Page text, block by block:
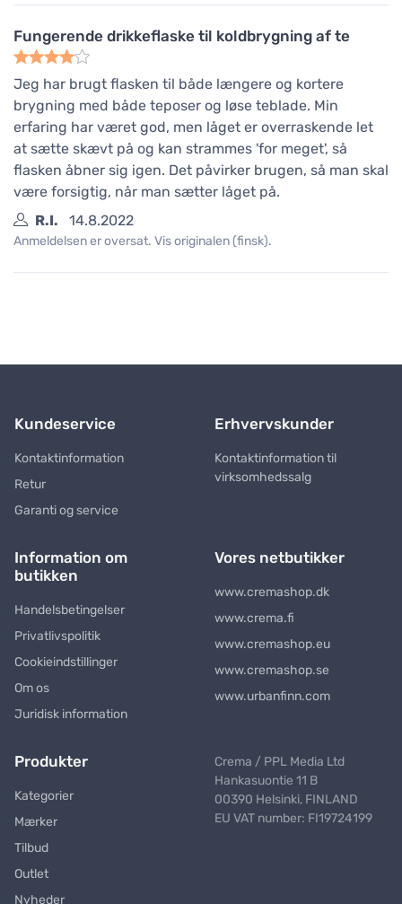
Fungerende drikkeflaske til koldbrygning af te
Jeg har brugt flasken til både længere og kortere
brygning med både teposer og løse teblade. Min
erfaring har været god, men låget er overraskende let
at sætte skævt på og kan strammes 'for meget', så
flasken åbner sig igen. Det påvirker brugen, så man skal
være forsigtig, når man sætter låget på.
R.I.
14.8.2022
Anmeldelsen er oversat. Vis originalen (finsk).
Kundeservice
Kontaktinformation
Retur
Garanti og service
Erhvervskunder
Kontaktinformation til
virksomhedssalg
Information om
butikken
Handelsbetingelser
Privatlivspolitik
Cookieindstillinger
Om os
Juridisk information
Vores netbutikker
www.cremashop.dk
www.crema.fi
www.cremashop.eu
www.cremashop.se
www.urbanfinn.com
Produkter
Kategorier
Mærker
Tilbud
Outlet
Nyheder
Crema / PPL Media Ltd
Hankasuontie 11 B
00390 Helsinki, FINLAND
EU VAT number: FI19724199